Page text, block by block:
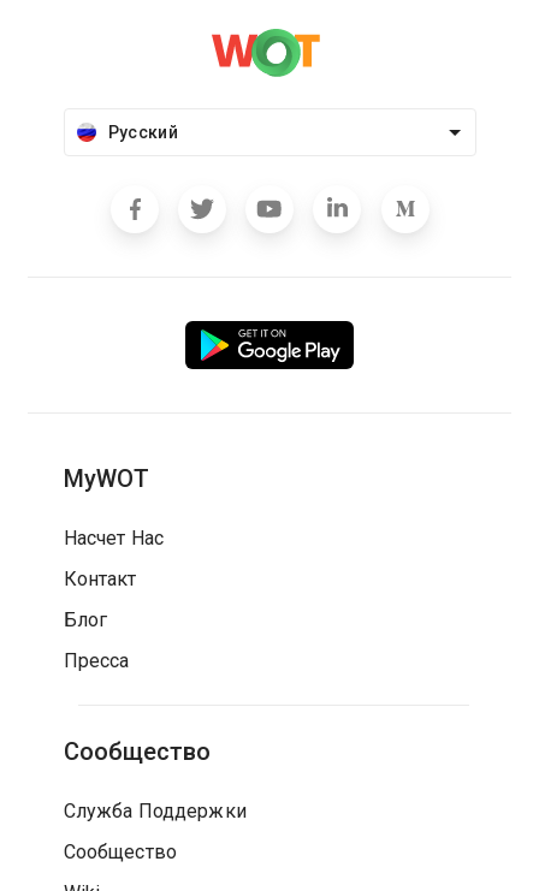
Русский
MyWOT
Насчет Нас
Контакт
Блог
Пресса
Сообщество
Служба Поддержки
Сообщество